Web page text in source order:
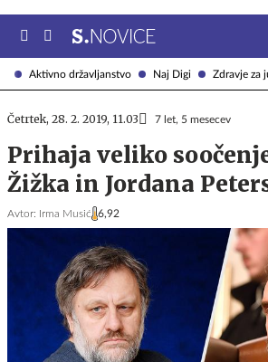
Aktivno državljanstvo Naj Digi Zdravje za
Četrtek, 28. 2. 2019, 11.03 7 let, 5 mesecev
Prihaja veliko
Žižka in Jordana
Avtor: Irma Musić 6,92